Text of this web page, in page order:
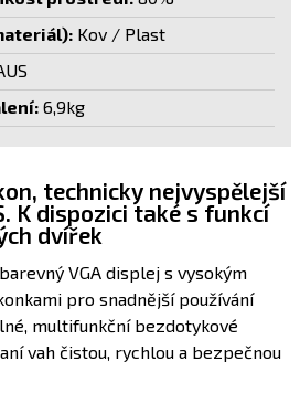
Kov / Plast
6,9kg
technicky nejvyspělejší
K dispozici také s funkcí
dvířek
VGA displej s vysokým
pro snadnější používání
multifunkční bezdotykové
vah čistou, rychlou a bezpečnou